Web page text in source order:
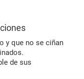
y que no se ciñan
de sus